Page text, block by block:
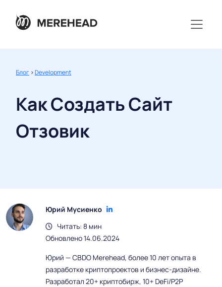
Блог >Development
Как Создать Сайт
Отзовик
Юрий Мусиенко
Читать: 8 мин
Обновлено 14.06.2024
Юрий — CBDO Merehead, более 10 лет опыта в
разработке криптопроектов и бизнес-дизайне.
Разработал 20+ криптобирж, 10+ DeFi/P2P